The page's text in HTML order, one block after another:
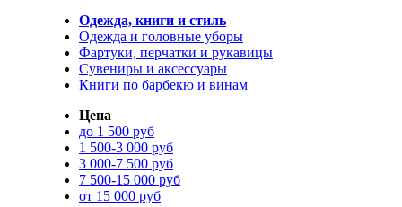
Одежда, книги и стиль
Одежда и головные уборы
Фартуки, перчатки и рукавицы
Сувениры и аксессуары
Книги по барбекю и винам
Цена
до 1 500 руб
1 500-3 000 руб
3 000-7 500 руб
7 500-15 000 руб
от 15 000 руб